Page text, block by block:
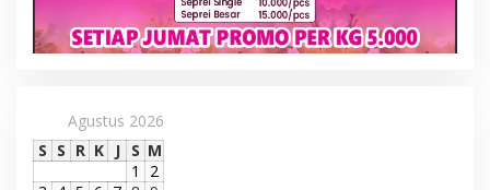
Agustus 2026
S S R K J S M
1
2